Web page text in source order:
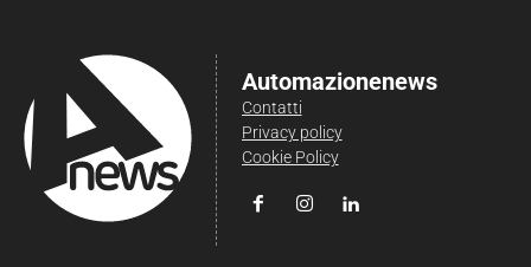
Automazionenews
Contatti
Privacy policy
Cookie Policy